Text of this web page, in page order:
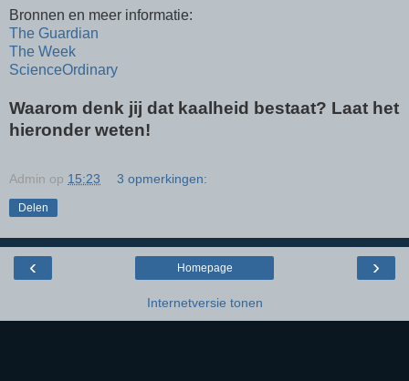
Bronnen en meer informatie:
The Guardian
The Week
ScienceOrdinary
Waarom denk jij dat kaalheid bestaat? Laat het
hieronder weten!
Admin op 15:23 3 opmerkingen:
Delen
‹ ›
Homepage
Internetversie tonen